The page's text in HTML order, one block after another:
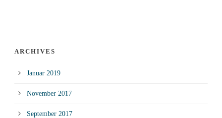
ARCHIVES
Januar 2019
November 2017
September 2017